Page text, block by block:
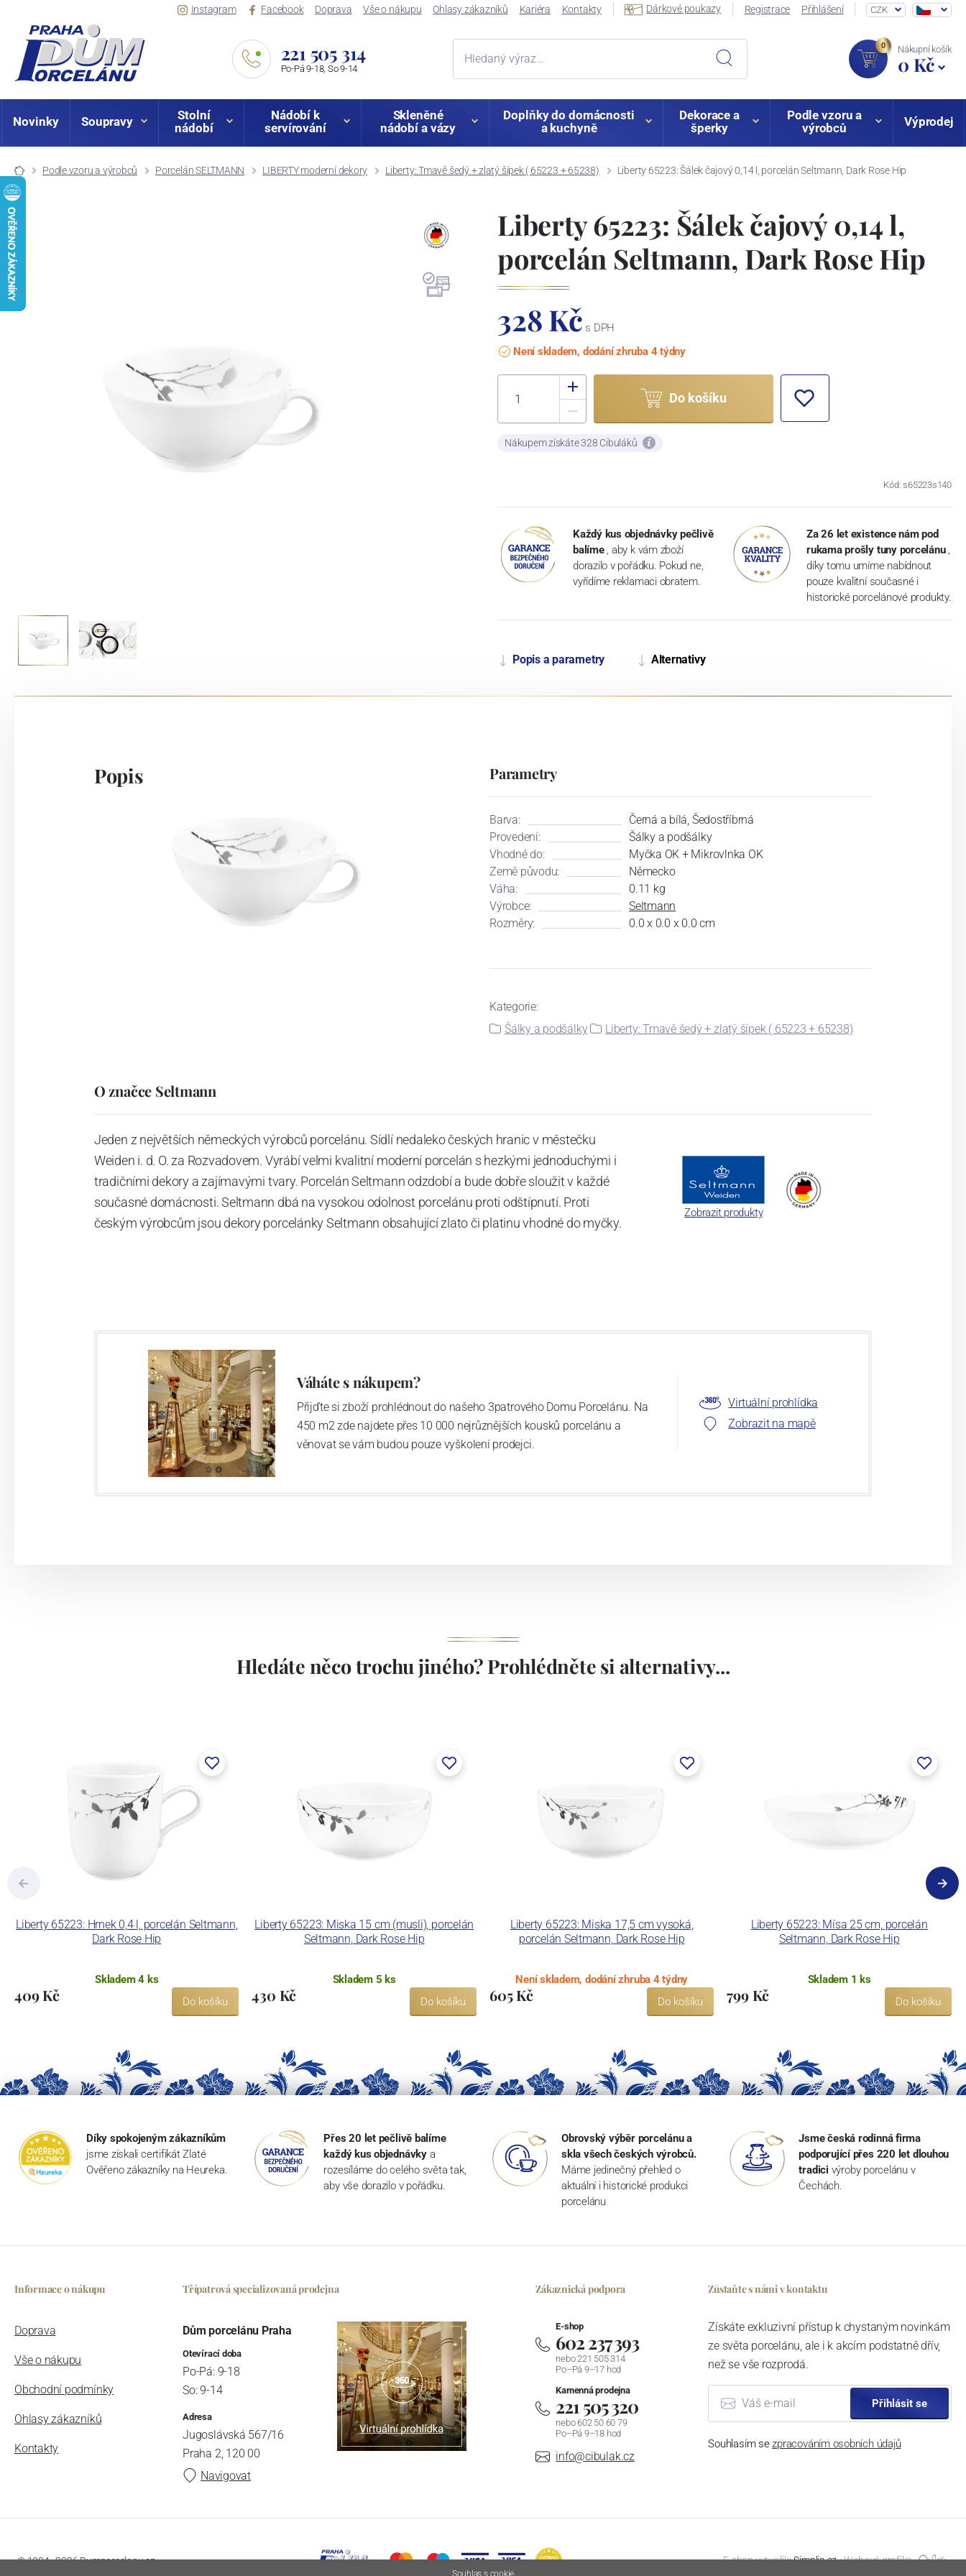
Instagram Facebook Doprava Vše o nákupu Ohlasy zákazníků Kariéra Kontakty Dárkové poukazy Registrace Přihlášení CZK
221 505 314
Po-Pá 9-18, So 9-14
0 Nákupní košík
0 Kč
Novinky Soupravy
Stolní
nádobí
Nádobí k
servírování
Skleněné
nádobí a vázy
Doplňky do domácnosti
a kuchyně
Dekorace a
šperky
Podle vzoru a
výrobců
Výprodej
Podle vzoru a výrobců Porcelán SELTMANN LIBERTY moderní dekory Liberty: Tmavě šedý + zlatý šípek ( 65223 + 65238) Liberty 65223: Šálek čajový 0,14 l, porcelán Seltmann, Dark Rose Hip
Liberty 65223: Šálek čajový 0,14 l,
porcelán Seltmann, Dark Rose Hip
328 Kč s DPH
Není skladem, dodání zhruba 4 týdny
Do košíku
Nákupem získáte 328 Cibuláků
Kód: s65223s140
Každý kus objednávky pečlivě
balíme , aby k vám zboží
dorazilo v pořádku. Pokud ne,
vyřídíme reklamaci obratem.
Za 26 let existence nám pod
rukama prošly tuny porcelánu ,
díky tomu umíme nabídnout
pouze kvalitní současné i
historické porcelánové produkty.
Popis a parametry Alternativy
Popis Parametry
Barva:
Černá a bílá, Šedostříbrná
Provedení:
Šálky a podšálky
Vhodné do:
Myčka OK + Mikrovlnka OK
Země původu:
Německo
Váha:
0.11 kg
Výrobce:
Seltmann
Rozměry:
0.0 x 0.0 x 0.0 cm
Kategorie:
Šálky a podšálky
Liberty: Tmavě šedý + zlatý šípek ( 65223 + 65238)
O značce Seltmann
Jeden z největších německých výrobců porcelánu. Sídlí nedaleko českých hranic v městečku
Weiden i. d. O. za Rozvadovem. Vyrábí velmi kvalitní moderní porcelán s hezkými jednoduchými i
tradičními dekory a zajímavými tvary. Porcelán Seltmann odzdobí a bude dobře sloužit v každé
současné domácnosti. Seltmann dbá na vysokou odolnost porcelánu proti odštípnutí. Proti
českým výrobcům jsou dekory porcelánky Seltmann obsahující zlato či platinu vhodné do myčky.
Zobrazit produkty
Váháte s nákupem?
Přijďte si zboží prohlédnout do našeho 3patrového Domu Porcelánu. Na
450 m2 zde najdete přes 10 000 nejrůznějších kousků porcelánu a
věnovat se vám budou pouze vyškolení prodejci.
Virtuální prohlídka
Zobrazit na mapě
Hledáte něco trochu jiného? Prohlédněte si alternativy...
Liberty 65223: Hrnek 0,4 l, porcelán Seltmann,
Dark Rose Hip
Skladem 4 ks
409 Kč Do košíku
Liberty 65223: Miska 15 cm (musli), porcelán
Seltmann, Dark Rose Hip
Skladem 5 ks
430 Kč Do košíku
Liberty 65223: Miska 17,5 cm vysoká,
porcelán Seltmann, Dark Rose Hip
Není skladem, dodání zhruba 4 týdny
605 Kč Do košíku
Liberty 65223: Mísa 25 cm, porcelán
Seltmann, Dark Rose Hip
Skladem 1 ks
799 Kč Do košíku
Díky spokojeným zákazníkům
jsme získali certifikát Zlaté
Ověřeno zákazníky na Heureka.
Přes 20 let pečlivě balíme
každý kus objednávky a
rozesíláme do celého světa tak,
aby vše dorazilo v pořádku.
Obrovský výběr porcelánu a
skla všech českých výrobců.
Máme jedinečný přehled o
aktuální i historické produkci
porcelánu
Jsme česká rodinná firma
podporující přes 220 let dlouhou
tradici výroby porcelánu v
Čechách.
Informace o nákupu
Doprava
Vše o nákupu
Obchodní podmínky
Ohlasy zákazníků
Kontakty
Třípatrová specializovaná prodejna
Dům porcelánu Praha
Otevírací doba
Po-Pá: 9-18
So: 9-14
Adresa
Jugoslávská 567/16
Praha 2, 120 00
Navigovat
Zákaznická podpora
E-shop
602 237 393
nebo 221 505 314
Po–Pá 9–17 hod
Kamenná prodejna
221 505 320
nebo 602 50 60 79
Po–Pá 9–18 hod
info@cibulak.cz
Zůstaňte s námi v kontaktu
Získáte exkluzivní přístup k chystaným novinkám
ze světa porcelánu, ale i k akcím podstatně dřív,
než se vše rozprodá.
Přihlásit se
Souhlasím sezpracováním osobních údajů
© 1994–2026 Dumporcelanu.cz E-shop vytvořilaSimplia.cz⦁ Webová grafika
Souhlas s cookie